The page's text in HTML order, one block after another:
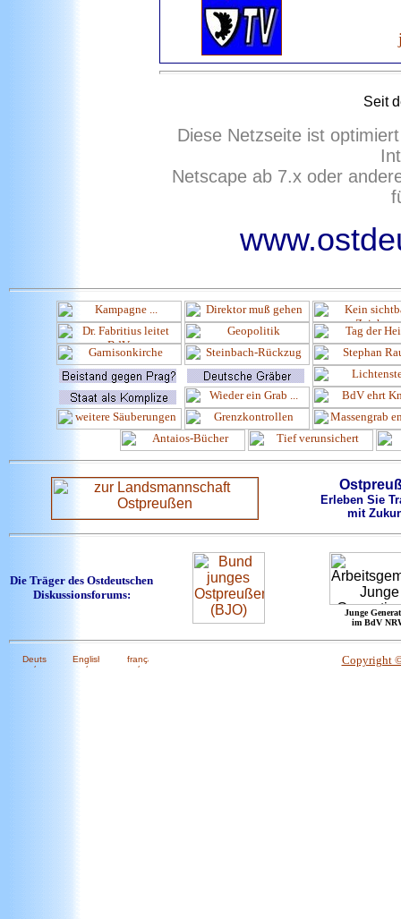
Seit
Diese Netzseite ist
Netscape ab 7.x oder
Erleben Sie
mit
Die Träger des Ostdeutschen
Diskussionsforums:
Junge
im BdV
Copyright